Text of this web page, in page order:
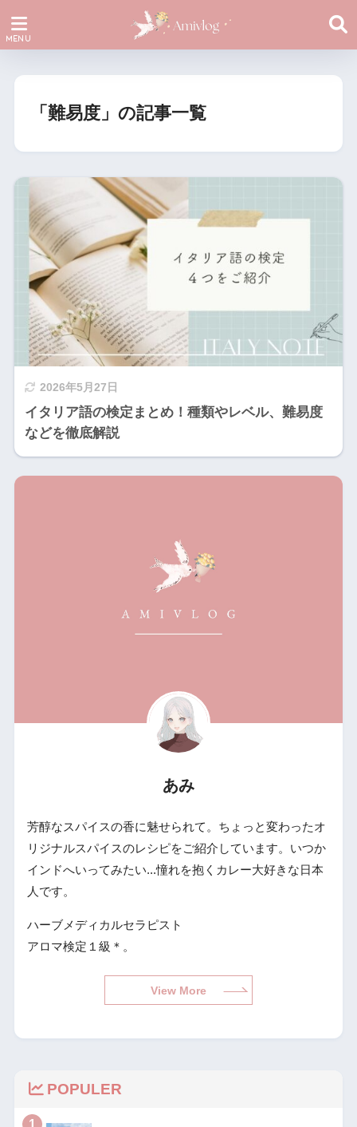
「難易度」の記事一覧
2026年5月27日
イタリア語の検定まとめ！種類やレベル、難易度
などを徹底解説
あみ
芳醇なスパイスの香に魅せられて。ちょっと変わったオ
リジナルスパイスのレシピをご紹介しています。いつか
インドへいってみたい...憧れを抱くカレー大好きな日本
人です。
ハーブメディカルセラピスト
アロマ検定１級＊。
View More
POPULER
1